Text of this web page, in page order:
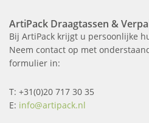
ArtiPack Draagtassen &
Bij ArtiPack krijgt u persoonlijke
Neem contact op met
formulier in:
T: +31(0)20 717 30 35
E: info@artipack.nl